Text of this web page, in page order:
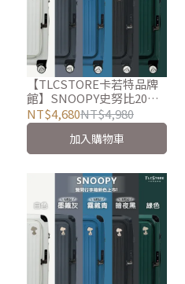
【TLCSTORE卡若特品牌
館】SNOOPY史努比20吋
經典雙開上掀行李箱/登機
箱-8色可選
NT$4,680NT$4,980
加入購物車